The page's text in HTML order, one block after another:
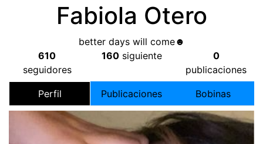
Fabiola Otero
better days will come☻
610
seguidores
160siguiente
0
publicaciones
Perfil Publicaciones Bobinas